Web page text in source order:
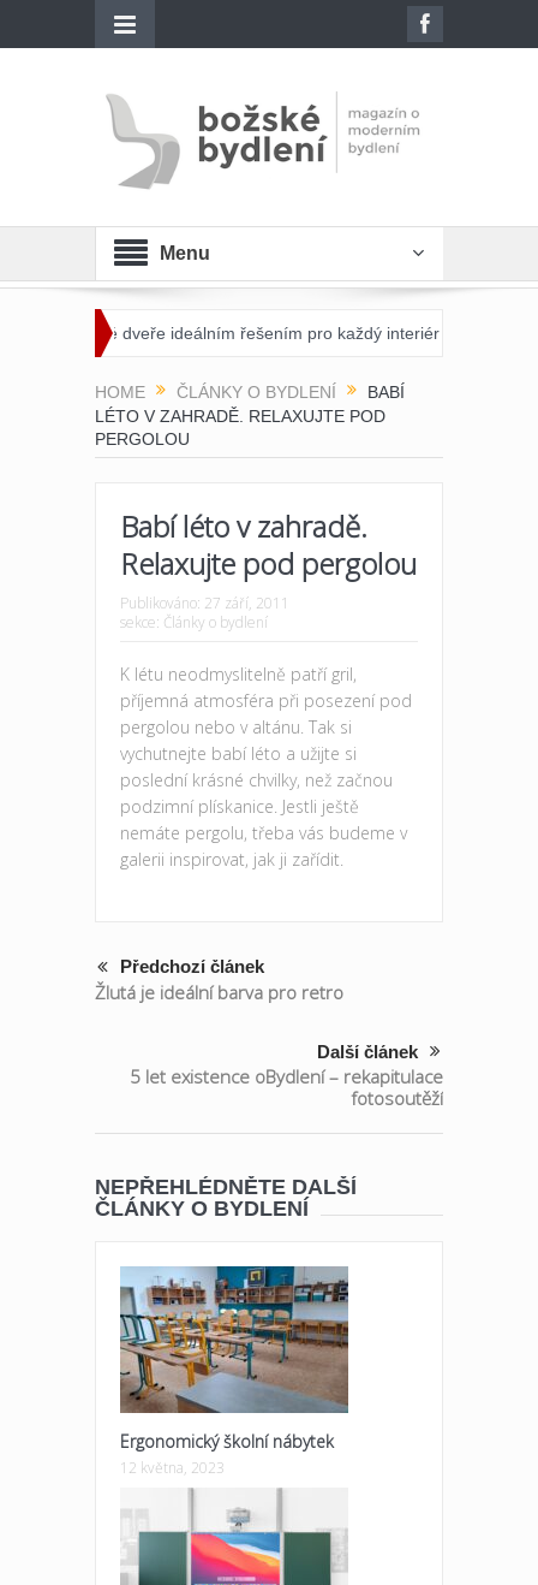
Menu
dveře ideálním řešením pro každý interiér? Otevřete dveře
HOME ČLÁNKY O BYDLENÍ
BABÍ
LÉTO V ZAHRADĚ. RELAXUJTE POD
PERGOLOU
Babí léto v zahradě.
Relaxujte pod pergolou
Publikováno: 27 září, 2011
sekce: Články o bydlení
K létu neodmyslitelně patří gril,
příjemná atmosféra při posezení pod
pergolou nebo v altánu. Tak si
vychutnejte babí léto a užijte si
poslední krásné chvilky, než začnou
podzimní plískanice. Jestli ještě
nemáte pergolu, třeba vás budeme v
galerii inspirovat, jak ji zařídit.
Předchozí článek
Žlutá je ideální barva pro retro
Další článek
5 let existence oBydlení – rekapitulace
fotosoutěží
NEPŘEHLÉDNĚTE DALŠÍ
ČLÁNKY O BYDLENÍ
Ergonomický školní nábytek
12 května, 2023